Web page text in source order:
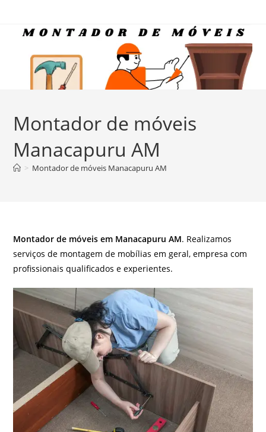
Montador de móveis
Manacapuru AM
> Montador de móveis Manacapuru AM
Montador de móveis em Manacapuru AM. Realizamos
serviços de montagem de mobílias em geral, empresa com
profissionais qualificados e experientes.